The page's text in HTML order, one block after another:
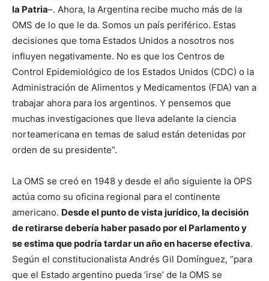
la Patria–. Ahora, la Argentina recibe mucho más de la
OMS de lo que le da. Somos un país periférico. Estas
decisiones que toma Estados Unidos a nosotros nos
influyen negativamente. No es que los Centros de
Control Epidemiológico de los Estados Unidos (CDC) o la
Administración de Alimentos y Medicamentos (FDA) van a
trabajar ahora para los argentinos. Y pensemos que
muchas investigaciones que lleva adelante la ciencia
norteamericana en temas de salud están detenidas por
orden de su presidente”.
La OMS se creó en 1948 y desde el año siguiente la OPS
actúa como su oficina regional para el continente
americano. Desde el punto de vista jurídico, la decisión
de retirarse debería haber pasado por el Parlamento y
se estima que podría tardar un año en hacerse efectiva.
Según el constitucionalista Andrés Gil Domínguez, “para
que el Estado argentino pueda ‘irse’ de la OMS se